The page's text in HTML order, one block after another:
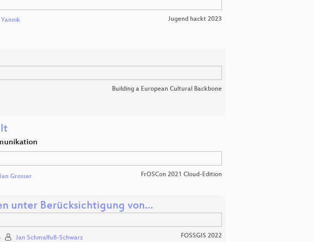
Yannik Jugend hackt 2023
Building a European Cultural Backbone
Grosser FrOSCon 2021 Cloud-Edition
unter Berücksichtigung von…
Jan Schmalfuß-Schwarz FOSSGIS 2022